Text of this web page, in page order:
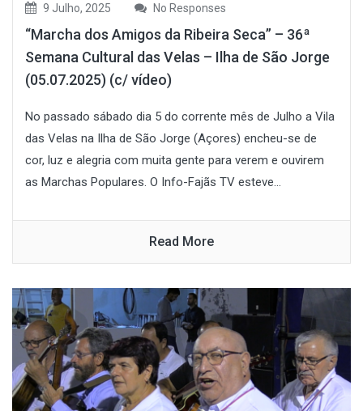
9 Julho, 2025 No Responses
“Marcha dos Amigos da Ribeira Seca” – 36ª
Semana Cultural das Velas – Ilha de São Jorge
(05.07.2025) (c/ vídeo)
No passado sábado dia 5 do corrente mês de Julho a Vila
das Velas na Ilha de São Jorge (Açores) encheu-se de
cor, luz e alegria com muita gente para verem e ouvirem
as Marchas Populares. O Info-Fajãs TV esteve...
Read More